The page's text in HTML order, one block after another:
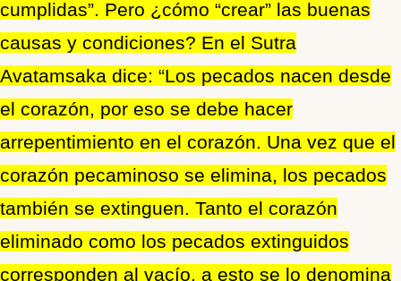
cumplidas”. Pero ¿cómo “crear” las buenas
causas y condiciones? En el Sutra
Avatamsaka dice: “Los pecados nacen desde
el corazón, por eso se debe hacer
arrepentimiento en el corazón. Una vez que el
corazón pecaminoso se elimina, los pecados
también se extinguen. Tanto el corazón
eliminado como los pecados extinguidos
corresponden al vacío, a esto se lo denomina